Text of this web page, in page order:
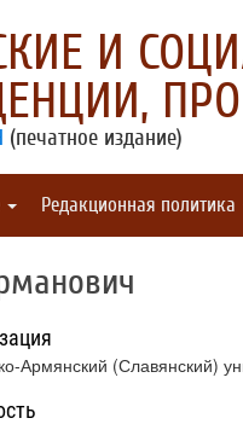
И
(печатное издание)
Редакционная политика
Армянский (Славянский)